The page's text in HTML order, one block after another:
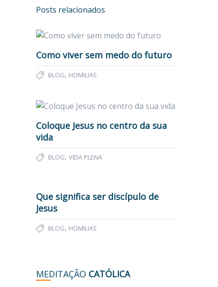
Posts relacionados
Como viver sem medo do futuro
BLOG, HOMILIAS
Coloque Jesus no centro da sua
vida
BLOG, VIDA PLENA
Que significa ser discípulo de
Jesus
BLOG, HOMILIAS
MEDITAÇÃO CATÓLICA